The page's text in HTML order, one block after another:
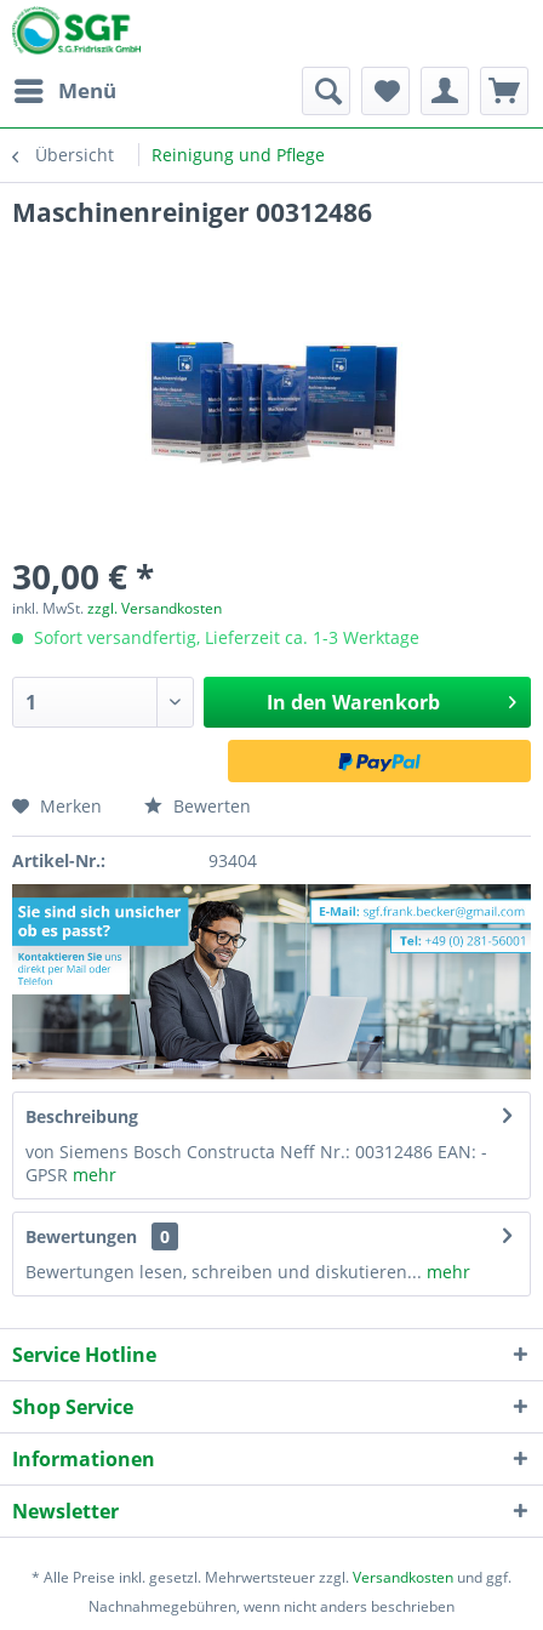
Menü
Übersicht Reinigung und Pflege
Maschinenreiniger 00312486
30,00 € *
inkl. MwSt.zzgl. Versandkosten
Sofort versandfertig, Lieferzeit ca. 1-3 Werktage
In den Warenkorb
Merken Bewerten
Artikel-Nr.: 93404
Beschreibung
von Siemens Bosch Constructa Neff Nr.: 00312486 EAN: -
GPSR mehr
Bewertungen
0
Bewertungen lesen, schreiben und diskutieren... mehr
Service Hotline
Shop Service
Informationen
Newsletter
* Alle Preise inkl. gesetzl. Mehrwertsteuer zzgl.Versandkosten und ggf.
Nachnahmegebühren, wenn nicht anders beschrieben